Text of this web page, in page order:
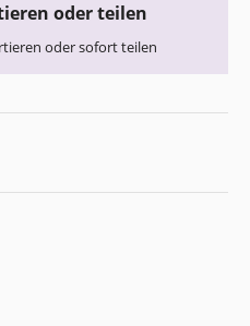
oder teilen
oder sofort teilen